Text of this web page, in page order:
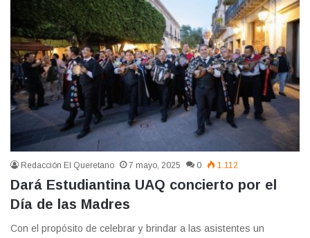
Redacción El Queretano 7 mayo, 2025 0 1.112
Dará Estudiantina UAQ concierto por el
Día de las Madres
Con el propósito de celebrar y brindar a las asistentes un